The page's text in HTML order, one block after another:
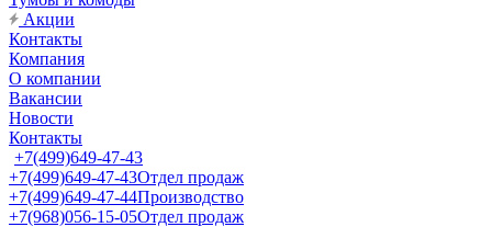
Акции
Контакты
Компания
О компании
Вакансии
Новости
Контакты
+7(499)649-47-43
+7(499)649-47-43Отдел продаж
+7(499)649-47-44Производство
+7(968)056-15-05Отдел продаж